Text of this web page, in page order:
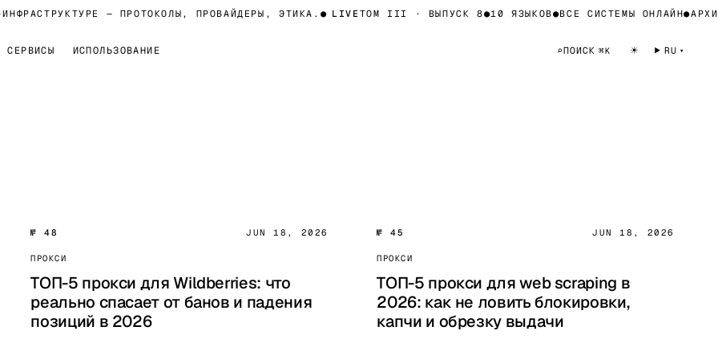
— ПРОТОКОЛЫ, ПРОВАЙДЕРЫ, ЭТИКА.● LIVEТОМ III · ВЫПУСК 8 ●10 ЯЗЫКОВ●ВСЕ СИСТЕМЫ ОНЛАЙН●
СЕРВИСЫ ИСПОЛЬЗОВАНИЕ ⌕ПОИСК ⌘K ☀ RU
№ 48 JUN 18, 2026
ПРОКСИ
ТОП-5 прокси для Wildberries: что
реально спасает от банов и падения
позиций в 2026
№ 45 JUN 18, 2026
ПРОКСИ
ТОП-5 прокси для web scraping в
2026: как не ловить блокировки,
капчи и обрезку выдачи